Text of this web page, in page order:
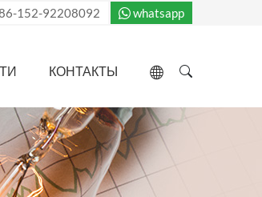
152-92208092 whatsapp
КОНТАКТЫ